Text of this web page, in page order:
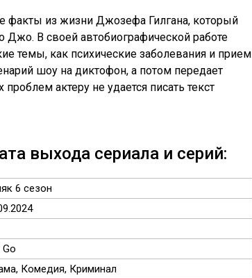
факты из жизни Джозефа Гилгана, который
Джо. В своей автобиографической работе
темы, как психические заболевания и прием
шоу на диктофон, а потом передает
актеру не удается писать текст
выхода сериала и серий:
6 сезон
Go
Комедия, Криминал